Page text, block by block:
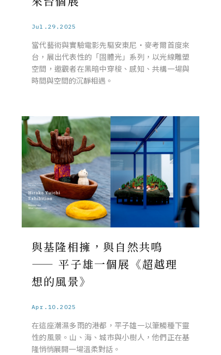
Jul.29.2025
當代藝術與實驗電影先驅安東尼・麥考爾首度來
台，展出代表性的「固體光」系列，以光線雕塑
空間，邀觀者在黑暗中穿梭、感知、共構一場與
時間與空間的沉靜相遇。
與基隆相擁，與自然共鳴
—— 平子雄一個展《超越理
想的風景》
Apr.10.2025
在這座潮濕多雨的港都，平子雄一以筆觸種下靈
性的風景。山、海、城市與小樹人，他們正在基
隆悄悄展開一場溫柔對話。